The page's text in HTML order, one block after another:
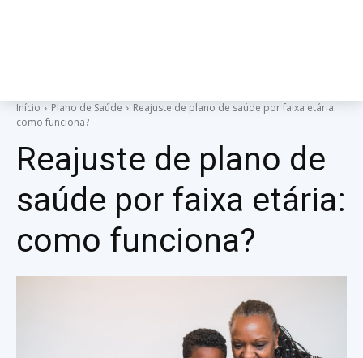
Início Plano de Saúde
Reajuste de plano de saúde por faixa etária:
como funciona?
Reajuste de plano de
saúde por faixa etária:
como funciona?